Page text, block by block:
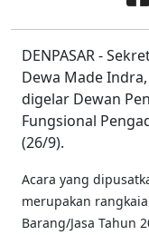
DENPASAR -
Dewa Made
digelar Dewan
Fungsional
(26/9).
Acara yang
merupakan
Barang/Jasa Tahun